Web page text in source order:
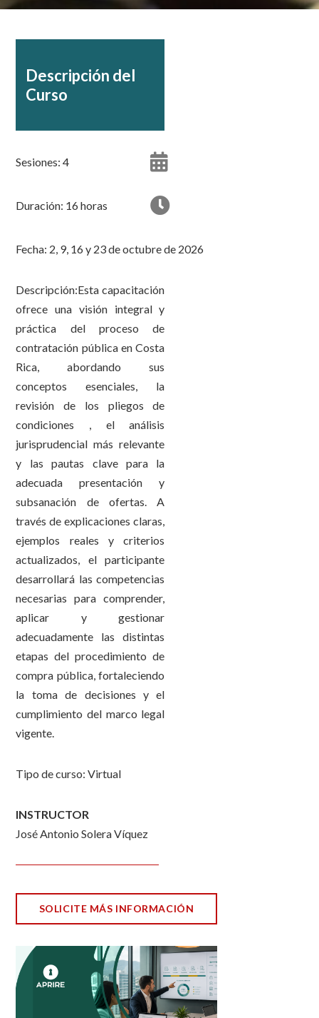
Descripción del
Curso
Sesiones: 4
Duración: 16 horas
Fecha: 2, 9, 16 y 23 de octubre de 2026
Descripción:Esta capacitación
ofrece una visión integral y
práctica del proceso de
contratación pública en Costa
Rica, abordando sus
conceptos esenciales, la
revisión de los pliegos de
condiciones , el análisis
jurisprudencial más relevante
y las pautas clave para la
adecuada presentación y
subsanación de ofertas. A
través de explicaciones claras,
ejemplos reales y criterios
actualizados, el participante
desarrollará las competencias
necesarias para comprender,
aplicar y gestionar
adecuadamente las distintas
etapas del procedimiento de
compra pública, fortaleciendo
la toma de decisiones y el
cumplimiento del marco legal
vigente.
Tipo de curso: Virtual
INSTRUCTOR
José Antonio Solera Víquez
SOLICITE MÁS INFORMACIÓN